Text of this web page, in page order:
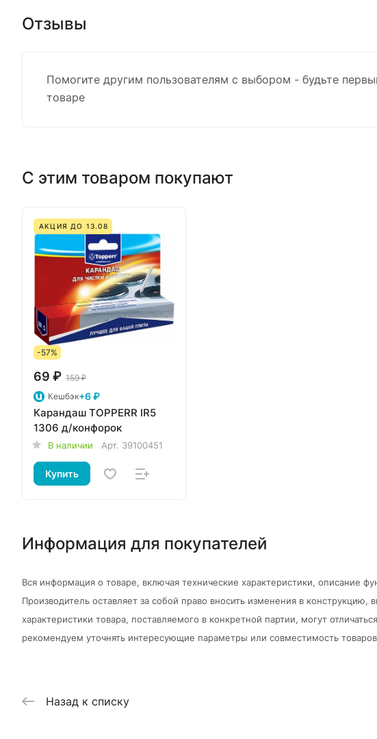
Отзывы
Помогите другим пользователям с выбором - будьте
товаре
С этим товаром покупают
АКЦИЯ ДО 13.08
-57%
69 ₽ 159 ₽
Кешбэк+6 ₽
Карандаш TOPPERR IR5
1306 д/конфорок
В наличии Арт. 39100451
Купить
Информация для покупателей
Вся информация о товаре, включая технические характеристики, описание
Производитель оставляет за собой право вносить изменения в
характеристики товара, поставляемого в конкретной партии, могут
рекомендуем уточнять интересующие параметры или совместимость
Назад к списку